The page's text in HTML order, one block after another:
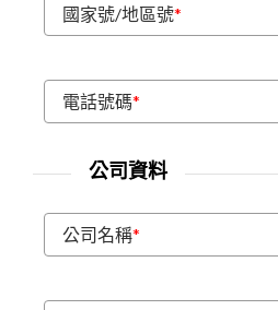
國家號/地區號*
電話號碼*
公司資料
公司名稱*